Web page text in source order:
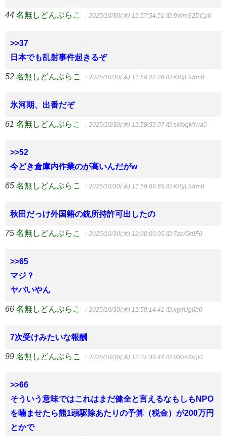
44 名無しどんぶらこ ：2025/10/30(木) 11:57:54.51 ID:9WmS2DCp0
>>37
日本でも乱射事件起きるぞ
52 名無しどんぶらこ ：2025/10/30(木) 11:58:22.26 ID:KlSjL9Xm0
氷河期、出番だぞ
61 名無しどんぶらこ ：2025/10/30(木) 11:58:59.07 ID:sMoqMlwa0
>>52
今どき倉庫内作業のが高いんだがw
65 名無しどんぶらこ ：2025/10/30(木) 11:59:09.65 ID:KlSjL9Xm0
秋田だっけ外国籍の銃所持許可出したの
75 名無しどんぶらこ ：2025/10/30(木) 12:00:00.05 ID:7ze/Gr9F0
>>65
マジ？
ヤバいやん
66 名無しどんぶらこ ：2025/10/30(木) 11:59:14.41 ID:xg/rUg6b0
7次受けみたいな報酬
99 名無しどんぶらこ ：2025/10/30(木) 12:01:39.44 ID:0lKm2xgl0
>>66
そういう意味ではこれはまだ健全と言えるなもしもNPO
を噛ませたら熊1頭駆除あたりの予算（税金）が200万円
とかで